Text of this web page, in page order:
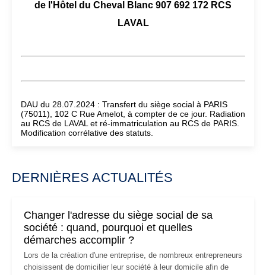
de l'Hôtel du Cheval Blanc 907 692 172 RCS
LAVAL
DAU du 28.07.2024 : Transfert du siège social à PARIS
(75011), 102 C Rue Amelot, à compter de ce jour. Radiation
au RCS de LAVAL et ré-immatriculation au RCS de PARIS.
Modification corrélative des statuts.
DERNIÈRES ACTUALITÉS
Changer l'adresse du siège social de sa
société : quand, pourquoi et quelles
démarches accomplir ?
Lors de la création d'une entreprise, de nombreux entrepreneurs
choisissent de domicilier leur société à leur domicile afin de